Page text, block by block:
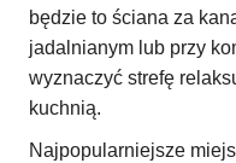
będzie to ściana za
jadalnianym lub przy
wyznaczyć strefę
kuchnią.
Najpopularniejsze